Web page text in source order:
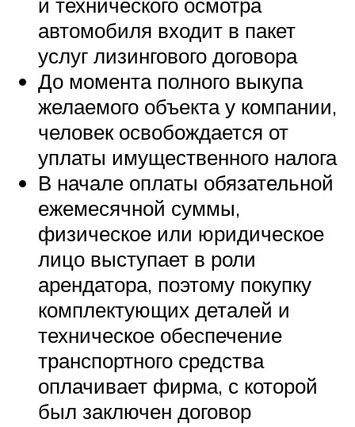
автомобиля входит в пакет
услуг лизингового договора
До момента полного выкупа
желаемого объекта у компании,
человек освобождается от
уплаты имущественного налога
В начале оплаты обязательной
ежемесячной суммы,
физическое или юридическое
лицо выступает в роли
арендатора, поэтому покупку
комплектующих деталей и
техническое обеспечение
транспортного средства
оплачивает фирма, с которой
был заключен договор